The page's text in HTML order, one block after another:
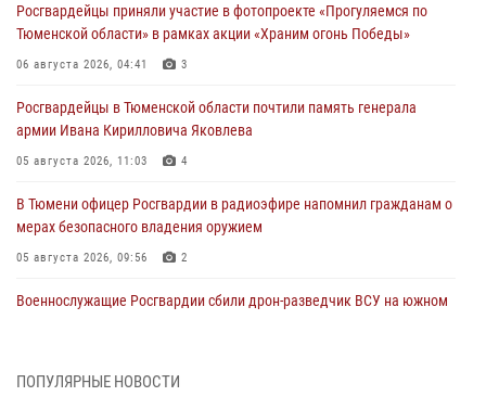
Росгвардейцы приняли участие в фотопроекте «Прогуляемся по
Тюменской области» в рамках акции «Храним огонь Победы»
06 августа 2026, 04:41 3
Росгвардейцы в Тюменской области почтили память генерала
армии Ивана Кирилловича Яковлева
05 августа 2026, 11:03 4
В Тюмени офицер Росгвардии в радиоэфире напомнил гражданам о
мерах безопасного владения оружием
05 августа 2026, 09:56 2
Военнослужащие Росгвардии сбили дрон-разведчик ВСУ на южном
ПОПУЛЯРНЫЕ НОВОСТИ